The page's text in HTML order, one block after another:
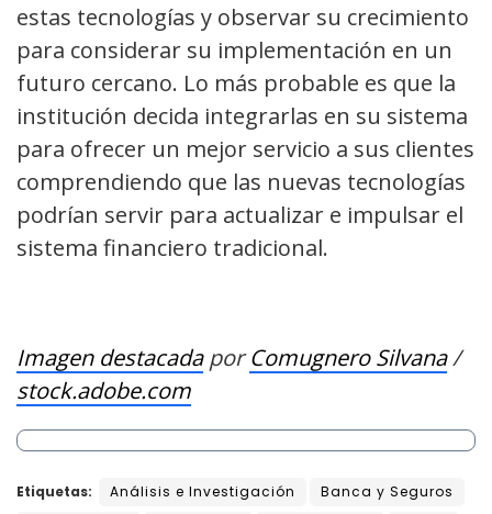
estas tecnologías y observar su crecimiento
para considerar su implementación en un
futuro cercano. Lo más probable es que la
institución decida integrarlas en su sistema
para ofrecer un mejor servicio a sus clientes
comprendiendo que las nuevas tecnologías
podrían servir para actualizar e impulsar el
sistema financiero tradicional.
Imagen destacadaporComugnero Silvana/
stock.adobe.com
Etiquetas: Análisis e Investigación
Banca y Seguros